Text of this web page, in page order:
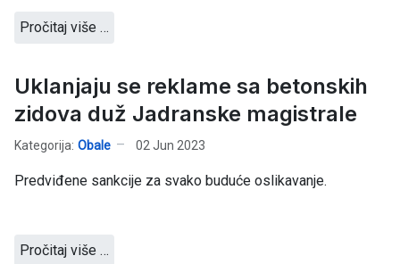
Pročitaj više …
Uklanjaju se reklame sa betonskih
zidova duž Jadranske magistrale
Kategorija: Obale 02 Jun 2023
Predviđene sankcije za svako buduće oslikavanje.
Pročitaj više …